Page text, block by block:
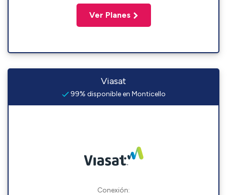
Ver Planes
Viasat
99% disponible en Monticello
Conexión: